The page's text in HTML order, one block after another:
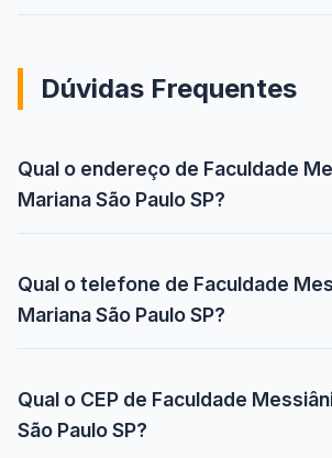
Dúvidas Frequentes
Qual o endereço de Faculdade
Mariana São Paulo SP?
Qual o telefone de Faculdade
Mariana São Paulo SP?
Qual o CEP de Faculdade
São Paulo SP?